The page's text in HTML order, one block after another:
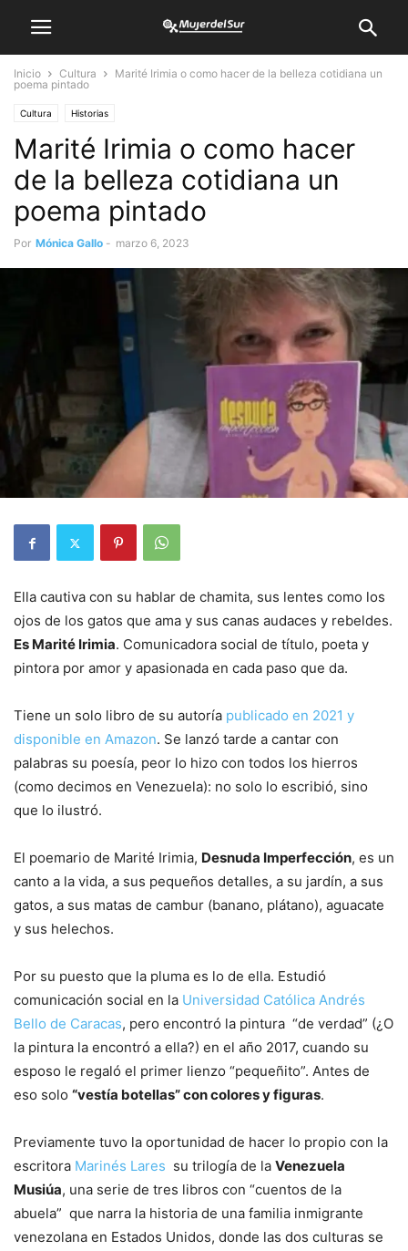
Inicio Cultura
Marité Irimia o como hacer de la belleza cotidiana un
poema pintado
Cultura Historias
Marité Irimia o como hacer
de la belleza cotidiana un
poema pintado
Por Mónica Gallo - marzo 6, 2023
Ella cautiva con su hablar de chamita, sus lentes como los
ojos de los gatos que ama y sus canas audaces y rebeldes.
Es Marité Irimia. Comunicadora social de título, poeta y
pintora por amor y apasionada en cada paso que da.
Tiene un solo libro de su autoría publicado en 2021 y
disponible en Amazon. Se lanzó tarde a cantar con
palabras su poesía, peor lo hizo con todos los hierros
(como decimos en Venezuela): no solo lo escribió, sino
que lo ilustró.
El poemario de Marité Irimia, Desnuda Imperfección, es un
canto a la vida, a sus pequeños detalles, a su jardín, a sus
gatos, a sus matas de cambur (banano, plátano), aguacate
y sus helechos.
Por su puesto que la pluma es lo de ella. Estudió
comunicación social en la Universidad Católica Andrés
Bello de Caracas, pero encontró la pintura “de verdad” (¿O
la pintura la encontró a ella?) en el año 2017, cuando su
esposo le regaló el primer lienzo “pequeñito”. Antes de
eso solo “vestía botellas” con colores y figuras.
Previamente tuvo la oportunidad de hacer lo propio con la
escritora Marinés Lares su trilogía de la Venezuela
Musiúa, una serie de tres libros con “cuentos de la
abuela” que narra la historia de una familia inmigrante
venezolana en Estados Unidos, donde las dos culturas se